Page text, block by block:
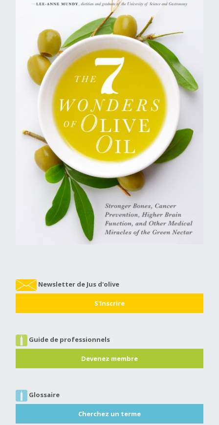
Newsletter de Jus d'olive
S'Inscrire
Guide de professionnels
Devenez membre
Glossaire
Cherchez un terme